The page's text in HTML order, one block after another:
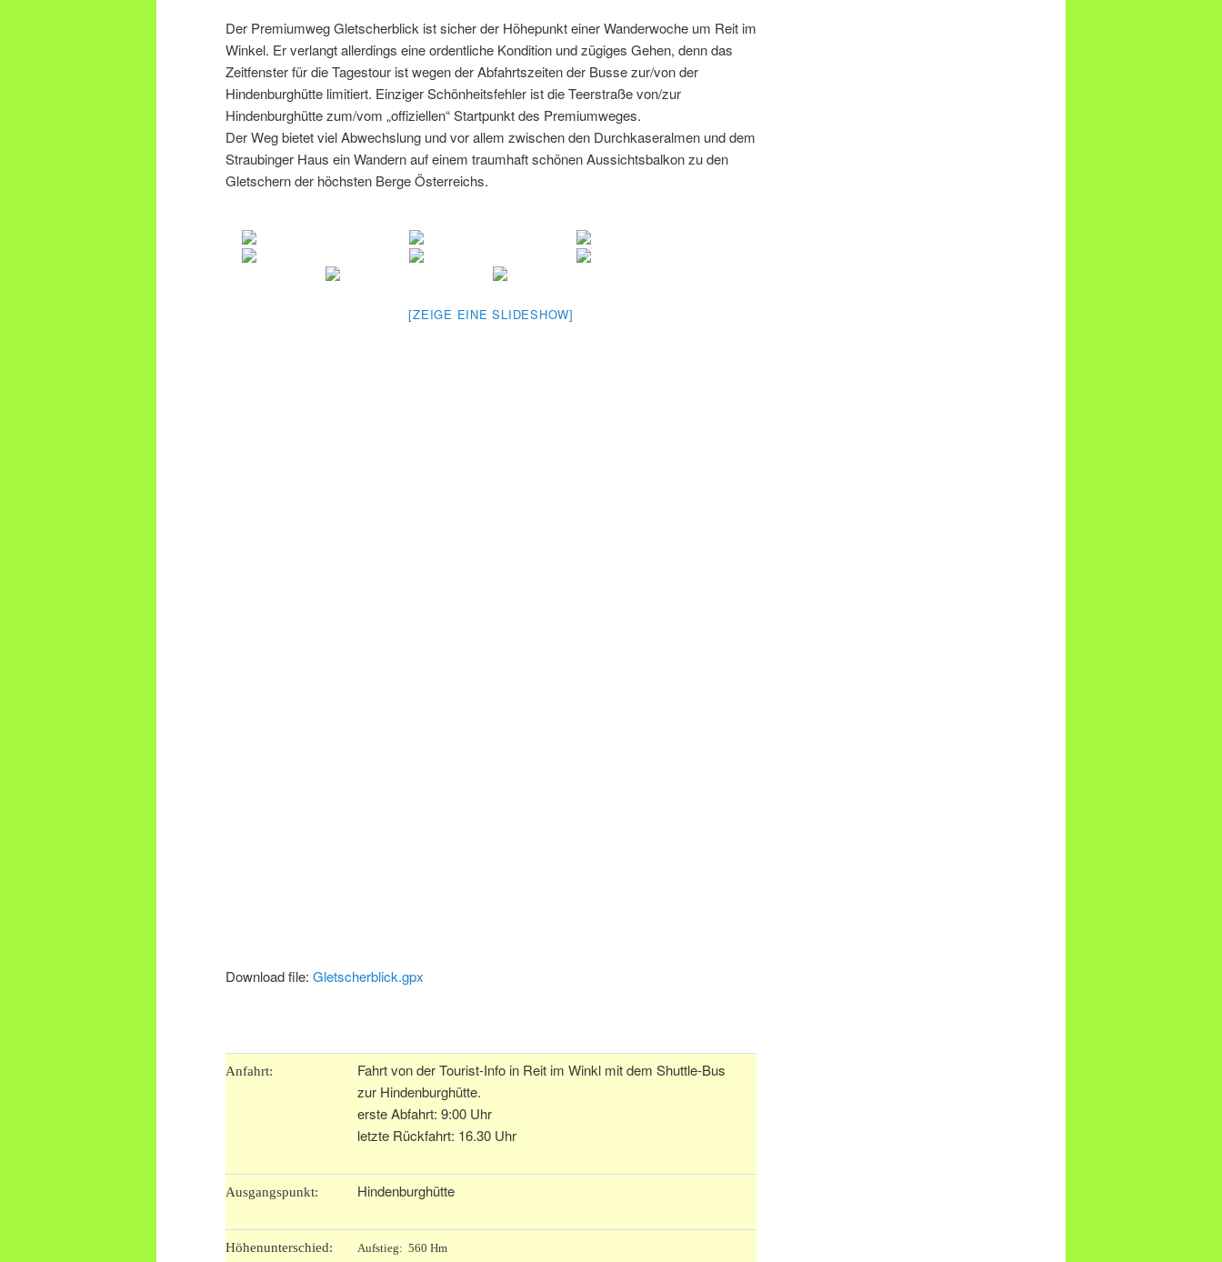
Der Premiumweg Gletscherblick ist sicher der Höhepunkt einer Wanderwoche um Reit im
Winkel. Er verlangt allerdings eine ordentliche Kondition und zügiges Gehen, denn das
Zeitfenster für die Tagestour ist wegen der Abfahrtszeiten der Busse zur/von der
Hindenburghütte limitiert. Einziger Schönheitsfehler ist die Teerstraße von/zur
Hindenburghütte zum/vom „offiziellen“ Startpunkt des Premiumweges.
Der Weg bietet viel Abwechslung und vor allem zwischen den Durchkaseralmen und dem
Straubinger Haus ein Wandern auf einem traumhaft schönen Aussichtsbalkon zu den
Gletschern der höchsten Berge Österreichs.
[ZEIGE EINE SLIDESHOW]
Download file: Gletscherblick.gpx
Anfahrt:
Fahrt von der Tourist-Info in Reit im Winkl mit dem Shuttle-Bus
zur Hindenburghütte.
erste Abfahrt: 9:00 Uhr
letzte Rückfahrt: 16.30 Uhr
Ausgangspunkt: Hindenburghütte
Höhenunterschied:
Aufstieg: 560 Hm